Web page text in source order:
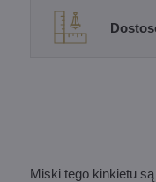
Miski tego kinkietu